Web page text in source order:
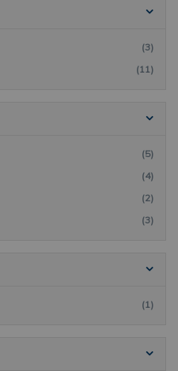
(9)
(1)
(2)
(1)
(3)
(11)
(5)
(4)
(2)
(3)
(1)